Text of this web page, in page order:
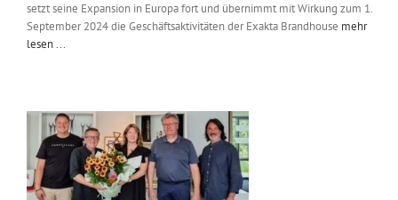
setzt seine Expansion in Europa fort und übernimmt mit Wirkung zum 1.
September 2024 die Geschäftsaktivitäten der Exakta Brandhouse mehr
lesen ...